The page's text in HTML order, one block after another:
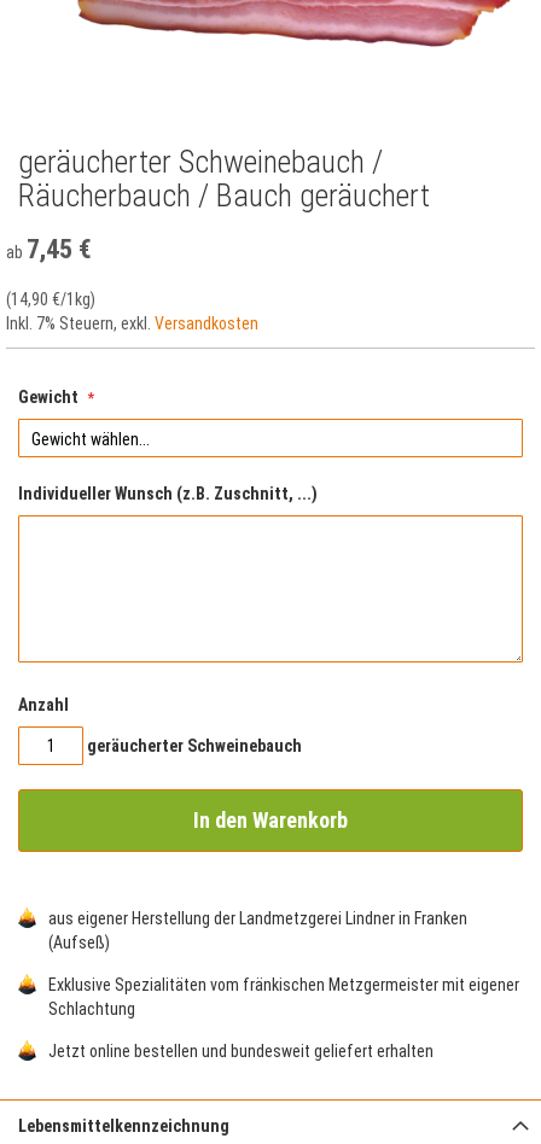
Zum
Anfang
der
springen
geräucherter Schweinebauch /
Räucherbauch / Bauch geräuchert
ab 7,45 €
(14,90 €/1kg)
Inkl. 7% Steuern, exkl. Versandkosten
Gewicht
Individueller Wunsch (z.B. Zuschnitt, ...)
Anzahl
geräucherter Schweinebauch
In den Warenkorb
aus eigener Herstellung der Landmetzgerei Lindner in Franken
(Aufseß)
Exklusive Spezialitäten vom fränkischen Metzgermeister mit eigener
Schlachtung
Jetzt online bestellen und bundesweit geliefert erhalten
Lebensmittelkennzeichnung